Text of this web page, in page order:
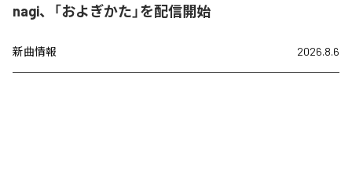
nagi、「およぎかた」を配信開始
新曲情報 2026.8.6